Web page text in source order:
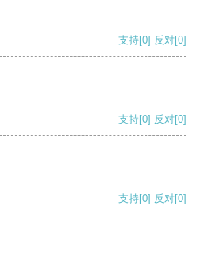
支持[0] 反对[0]
支持[0] 反对[0]
支持[0] 反对[0]